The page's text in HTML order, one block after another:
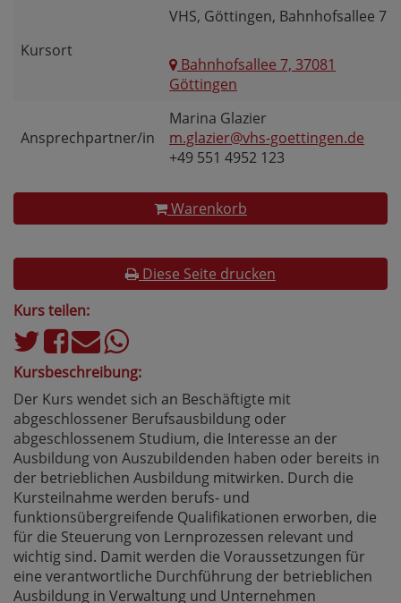
Kursort
VHS, Göttingen, Bahnhofsallee 7
Bahnhofsallee 7, 37081
Göttingen
Ansprechpartner/in
Marina Glazier
m.glazier@vhs-goettingen.de
+49 551 4952 123
Warenkorb
Diese Seite drucken
Kurs teilen:
Kursbeschreibung:
Der Kurs wendet sich an Beschäftigte mit
abgeschlossener Berufsausbildung oder
abgeschlossenem Studium, die Interesse an der
Ausbildung von Auszubildenden haben oder bereits in
der betrieblichen Ausbildung mitwirken. Durch die
Kursteilnahme werden berufs- und
funktionsübergreifende Qualifikationen erworben, die
für die Steuerung von Lernprozessen relevant und
wichtig sind. Damit werden die Voraussetzungen für
eine verantwortliche Durchführung der betrieblichen
Ausbildung in Verwaltung und Unternehmen